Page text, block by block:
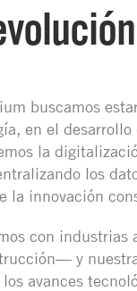
buscamos
en el
la
los
la innovación
con
y
avances